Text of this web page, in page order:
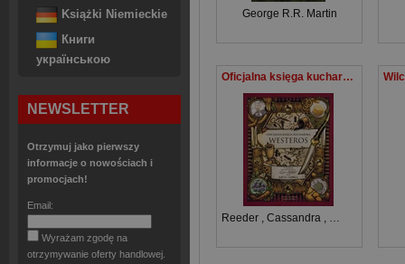
Książki Niemieckie
Книги
українською
NEWSLETTER
Otrzymuj jako pierwszy
informacje o nowościach i
promocjach!
Email:
Wyrażam zgodę na
otrzymywanie oferty handlowej.
George R.R. Martin
Oficjalna księga kucharska Westeros. 77 przepisów na kultowe dania z Gry o tron oraz Rodu smoka
Reeder , Cassandra , Joanne Bourne